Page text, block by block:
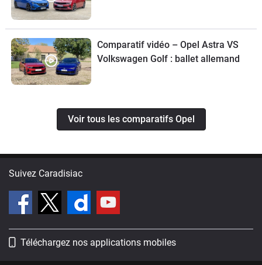
Comparatif vidéo – Opel Astra VS
Volkswagen Golf : ballet allemand
Voir tous les comparatifs Opel
Suivez Caradisiac
Téléchargez nos applications mobiles